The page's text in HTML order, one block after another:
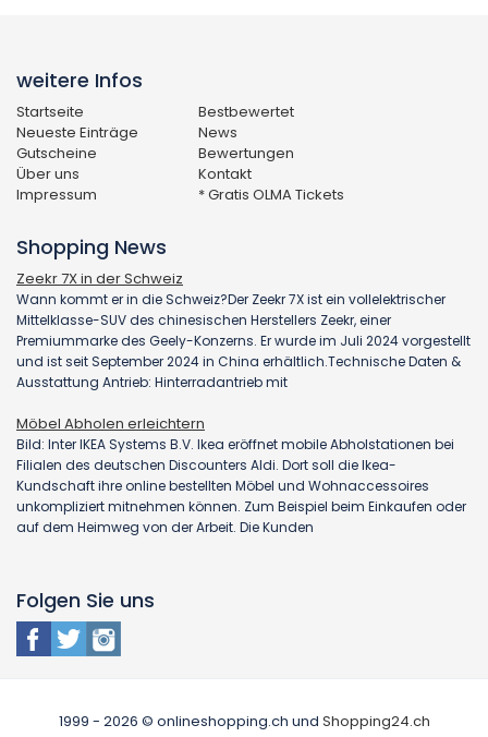
weitere Infos
Startseite
Bestbewertet
Neueste Einträge
News
Gutscheine
Bewertungen
Über uns
Kontakt
Impressum
* Gratis OLMA Tickets
Shopping News
Zeekr 7X in der Schweiz
Wann kommt er in die Schweiz?Der Zeekr 7X ist ein vollelektrischer
Mittelklasse-SUV des chinesischen Herstellers Zeekr, einer
Premiummarke des Geely-Konzerns. Er wurde im Juli 2024 vorgestellt
und ist seit September 2024 in China erhältlich.Technische Daten &
Ausstattung Antrieb: Hinterradantrieb mit
Möbel Abholen erleichtern
Bild: Inter IKEA Systems B.V. Ikea eröffnet mobile Abholstationen bei
Filialen des deutschen Discounters Aldi. Dort soll die Ikea-
Kundschaft ihre online bestellten Möbel und Wohnaccessoires
unkompliziert mitnehmen können. Zum Beispiel beim Einkaufen oder
auf dem Heimweg von der Arbeit. Die Kunden
Folgen Sie uns
1999 - 2026 © onlineshopping.ch und Shopping24.ch